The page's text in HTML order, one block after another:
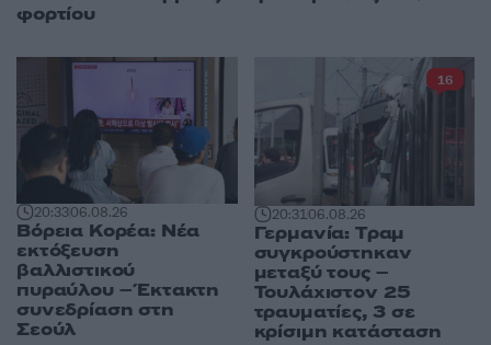
φορτίου
20:3306.08.26
Βόρεια Κορέα: Νέα
εκτόξευση
βαλλιστικού
πυραύλου – Έκτακτη
συνεδρίαση στη
Σεούλ
20:3106.08.26
Γερμανία: Tραμ
συγκρούστηκαν
μεταξύ τους –
Τουλάχιστον 25
τραυματίες, 3 σε
κρίσιμη κατάσταση
16